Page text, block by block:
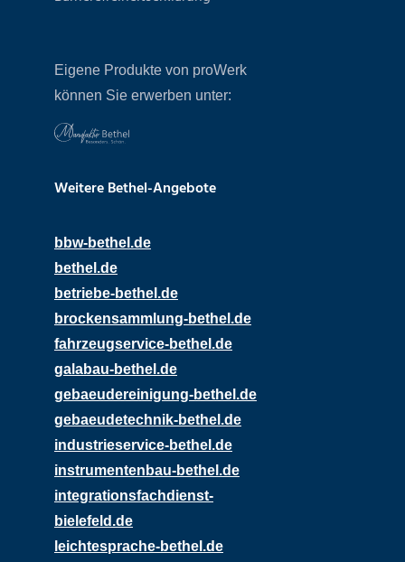
Eigene Produkte von proWerk
können Sie erwerben unter:
Weitere Bethel-Angebote
bbw-bethel.de
bethel.de
betriebe-bethel.de
brockensammlung-bethel.de
fahrzeugservice-bethel.de
galabau-bethel.de
gebaeudereinigung-bethel.de
gebaeudetechnik-bethel.de
industrieservice-bethel.de
instrumentenbau-bethel.de
integrationsfachdienst-
bielefeld.de
leichtesprache-bethel.de